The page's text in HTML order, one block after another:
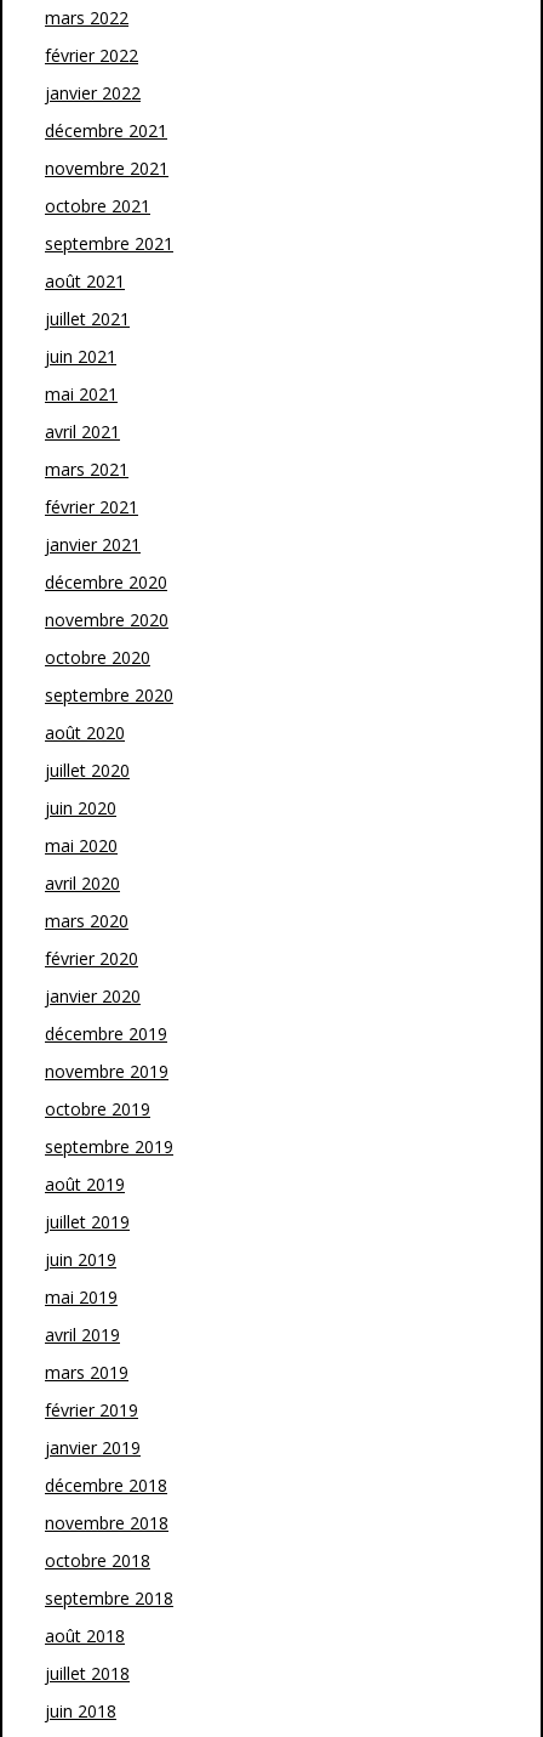
mars 2022
février 2022
janvier 2022
décembre 2021
novembre 2021
octobre 2021
septembre 2021
août 2021
juillet 2021
juin 2021
mai 2021
avril 2021
mars 2021
février 2021
janvier 2021
décembre 2020
novembre 2020
octobre 2020
septembre 2020
août 2020
juillet 2020
juin 2020
mai 2020
avril 2020
mars 2020
février 2020
janvier 2020
décembre 2019
novembre 2019
octobre 2019
septembre 2019
août 2019
juillet 2019
juin 2019
mai 2019
avril 2019
mars 2019
février 2019
janvier 2019
décembre 2018
novembre 2018
octobre 2018
septembre 2018
août 2018
juillet 2018
juin 2018